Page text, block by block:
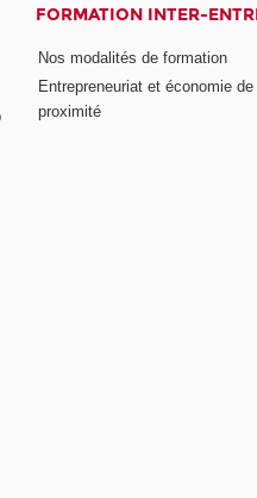
FORMATION INTER-
Nos modalités de formation
Entrepreneuriat et économie de
proximité